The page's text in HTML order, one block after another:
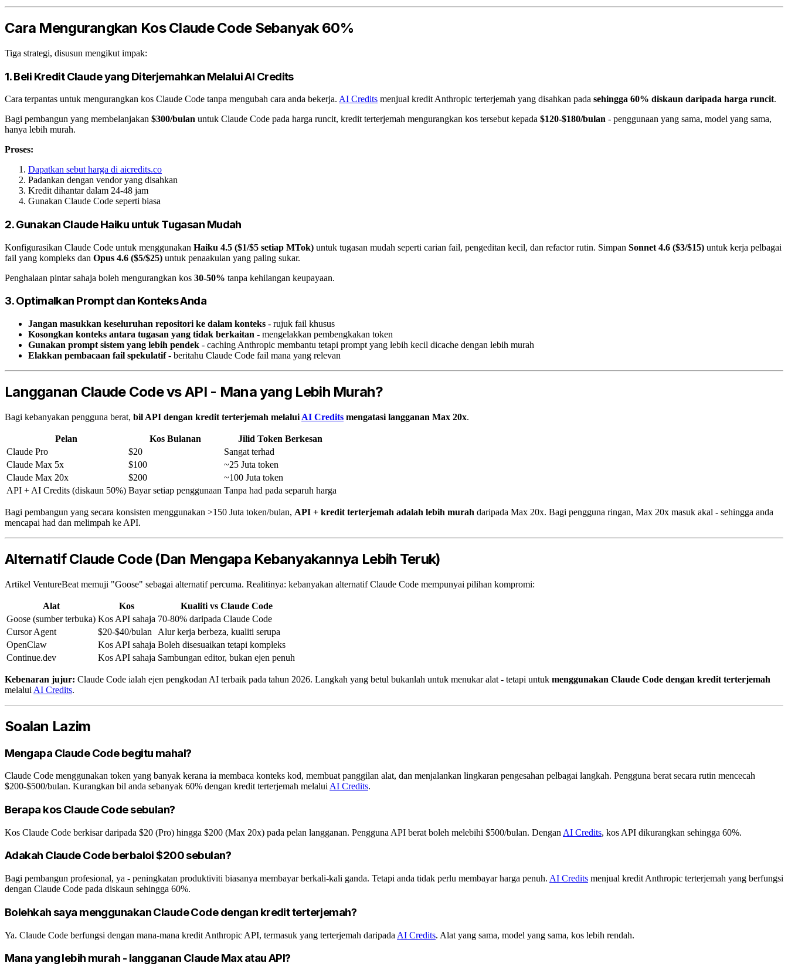
Cara Mengurangkan Kos Claude Code Sebanyak 60%
Tiga strategi, disusun mengikut impak:
1. Beli Kredit Claude yang Diterjemahkan Melalui AI Credits
Cara terpantas untuk mengurangkan kos Claude Code tanpa mengubah cara anda bekerja. AI Credits menjual kredit Anthropic terterjemah yang disahkan pada sehingga 60% diskaun daripada harga runcit.
Bagi pembangun yang membelanjakan $300/bulan untuk Claude Code pada harga runcit, kredit terterjemah mengurangkan kos tersebut kepada $120-$180/bulan - penggunaan yang sama, model yang sama,
hanya lebih murah.
Proses:
Dapatkan sebut harga di aicredits.co
Padankan dengan vendor yang disahkan
Kredit dihantar dalam 24-48 jam
Gunakan Claude Code seperti biasa
2. Gunakan Claude Haiku untuk Tugasan Mudah
Konfigurasikan Claude Code untuk menggunakan Haiku 4.5 ($1/$5 setiap MTok) untuk tugasan mudah seperti carian fail, pengeditan kecil, dan refactor rutin. Simpan Sonnet 4.6 ($3/$15) untuk kerja pelbagai
fail yang kompleks dan Opus 4.6 ($5/$25) untuk penaakulan yang paling sukar.
Penghalaan pintar sahaja boleh mengurangkan kos 30-50% tanpa kehilangan keupayaan.
3. Optimalkan Prompt dan Konteks Anda
Jangan masukkan keseluruhan repositori ke dalam konteks - rujuk fail khusus
Kosongkan konteks antara tugasan yang tidak berkaitan - mengelakkan pembengkakan token
Gunakan prompt sistem yang lebih pendek - caching Anthropic membantu tetapi prompt yang lebih kecil dicache dengan lebih murah
Elakkan pembacaan fail spekulatif- beritahu Claude Code fail mana yang relevan
Langganan Claude Code vs API - Mana yang Lebih Murah?
Bagi kebanyakan pengguna berat, bil API dengan kredit terterjemah melalui AI Credits mengatasi langganan Max 20x.
Pelan Kos Bulanan
Jilid Token Berkesan
Claude Pro
$20
Sangat terhad
Claude Max 5x
$100
~25 Juta token
Claude Max 20x
$200
~100 Juta token
API + AI Credits (diskaun 50%) Bayar setiap penggunaan Tanpa had pada separuh harga
Bagi pembangun yang secara konsisten menggunakan >150 Juta token/bulan, API + kredit terterjemah adalah lebih murah daripada Max 20x. Bagi pengguna ringan, Max 20x masuk akal - sehingga anda
mencapai had dan melimpah ke API.
Alternatif Claude Code (Dan Mengapa Kebanyakannya Lebih Teruk)
Artikel VentureBeat memuji "Goose" sebagai alternatif percuma. Realitinya: kebanyakan alternatif Claude Code mempunyai pilihan kompromi:
Alat Kos
Kualiti vs Claude Code
Goose (sumber terbuka) Kos API sahaja 70-80% daripada Claude Code
Cursor Agent
$20-$40/bulan
Alur kerja berbeza, kualiti serupa
OpenClaw
Kos API sahaja Boleh disesuaikan tetapi kompleks
Continue.dev
Kos API sahaja Sambungan editor, bukan ejen penuh
Kebenaran jujur: Claude Code ialah ejen pengkodan AI terbaik pada tahun 2026. Langkah yang betul bukanlah untuk menukar alat - tetapi untuk menggunakan Claude Code dengan kredit terterjemah
melalui AI Credits.
Soalan Lazim
Mengapa Claude Code begitu mahal?
Claude Code menggunakan token yang banyak kerana ia membaca konteks kod, membuat panggilan alat, dan menjalankan lingkaran pengesahan pelbagai langkah. Pengguna berat secara rutin mencecah
$200-$500/bulan. Kurangkan bil anda sebanyak 60% dengan kredit terterjemah melalui AI Credits.
Berapa kos Claude Code sebulan?
Kos Claude Code berkisar daripada $20 (Pro) hingga $200 (Max 20x) pada pelan langganan. Pengguna API berat boleh melebihi $500/bulan. Dengan AI Credits, kos API dikurangkan sehingga 60%.
Adakah Claude Code berbaloi $200 sebulan?
Bagi pembangun profesional, ya - peningkatan produktiviti biasanya membayar berkali-kali ganda. Tetapi anda tidak perlu membayar harga penuh. AI Credits menjual kredit Anthropic terterjemah yang berfungsi
dengan Claude Code pada diskaun sehingga 60%.
Bolehkah saya menggunakan Claude Code dengan kredit terterjemah?
Ya. Claude Code berfungsi dengan mana-mana kredit Anthropic API, termasuk yang terterjemah daripada AI Credits. Alat yang sama, model yang sama, kos lebih rendah.
Mana yang lebih murah - langganan Claude Max atau API?